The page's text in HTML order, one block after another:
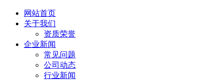
网站首页
关于我们
资质荣誉
企业新闻
常见问题
公司动态
行业新闻